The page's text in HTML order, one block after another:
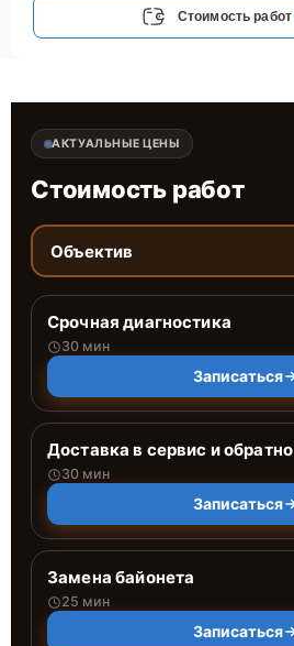
Стоимость работ
АКТУАЛЬНЫЕ ЦЕНЫ
Стоимость работ
Объектив
Срочная диагностика
30 мин
Записаться
Доставка в сервис и обратно
30 мин
Записаться
Замена байонета
25 мин
Записаться